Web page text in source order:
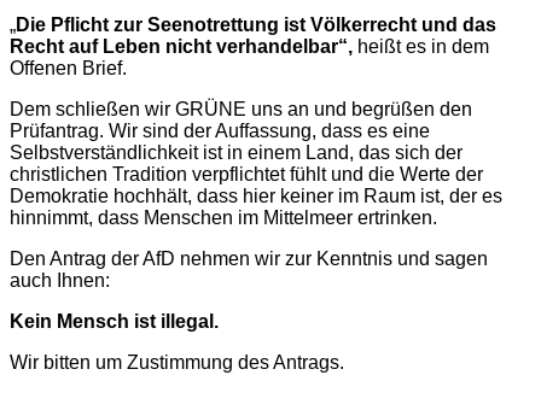
„Die Pflicht zur Seenotrettung ist Völkerrecht und das
Recht auf Leben nicht verhandelbar“, heißt es in dem
Offenen Brief.
Dem schließen wir GRÜNE uns an und begrüßen den
Prüfantrag. Wir sind der Auffassung, dass es eine
Selbstverständlichkeit ist in einem Land, das sich der
christlichen Tradition verpflichtet fühlt und die Werte der
Demokratie hochhält, dass hier keiner im Raum ist, der es
hinnimmt, dass Menschen im Mittelmeer ertrinken.
Den Antrag der AfD nehmen wir zur Kenntnis und sagen
auch Ihnen:
Kein Mensch ist illegal.
Wir bitten um Zustimmung des Antrags.